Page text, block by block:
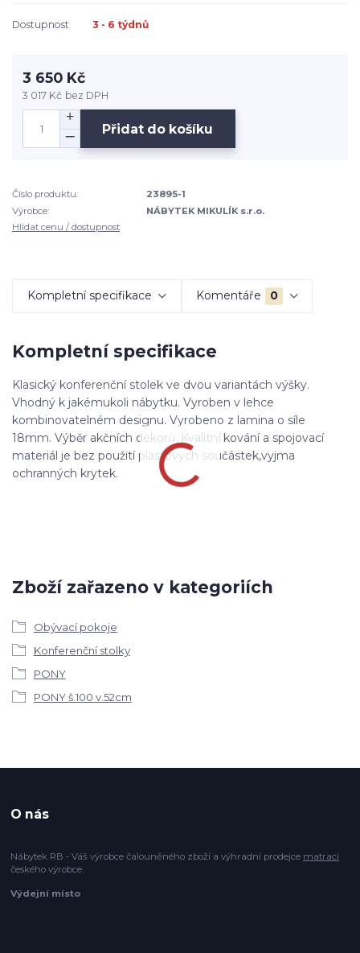
Dostupnost 3 - 6 týdnů
3 650 Kč
3 017 Kč bez DPH
Přidat do košíku
Číslo produktu:
23895-1
Výrobce:
NÁBYTEK MIKULÍK s.r.o.
Hlídat cenu / dostupnost
Kompletní specifikace Komentáře 0
Kompletní specifikace
Klasický konferenční stolek ve dvou variantách výšky.
Vhodný k jakémukoli nábytku. Vyroben v lehce
kombinovatelném designu. Vyrobeno z lamina o síle
18mm. Výběr akčních dekorů. Kvalitní kování a spojovací
materiál je bez použití plastových součástek,vyjma
ochranných krytek.
Zboží zařazeno v kategoriích
Obývací pokoje
Konferenční stolky
PONY
PONY š.100 v.52cm
O nás
Nábytek RB - Váš výrobce čalouněného zboží a výhradní prodejce matrací
českého výrobce.
Výdejní místo